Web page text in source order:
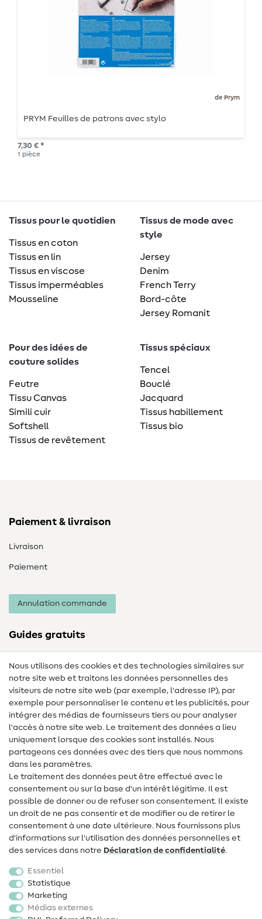
de Prym
PRYM Feuilles de patrons avec stylo
7,30 € *
1 pièce
Tissus pour le quotidien
Tissus en coton
Tissus en lin
Tissus en viscose
Tissus imperméables
Mousseline
Tissus de mode avec
style
Jersey
Denim
French Terry
Bord-côte
Jersey Romanit
Pour des idées de
couture solides
Feutre
Tissu Canvas
Simili cuir
Softshell
Tissus de revêtement
Tissus spéciaux
Tencel
Bouclé
Jacquard
Tissus habillement
Tissus bio
Paiement & livraison
Livraison
Paiement
Annulation commande
Guides gratuits
Lexique de couture
Tutos de couture
Aide & contact
Contact
Changement de propriétaire
FAQ
Droit de rétractation
Populaire
Accessoires de couture
Promotions
Nous utilisons des cookies et des technologies similaires sur
notre site web et traitons les données personnelles des
visiteurs de notre site web (par exemple, l'adresse IP), par
exemple pour personnaliser le contenu et les publicités, pour
intégrer des médias de fournisseurs tiers ou pour analyser
l'accès à notre site web. Le traitement des données a lieu
uniquement lorsque des cookies sont installés. Nous
partageons ces données avec des tiers que nous nommons
dans les paramètres.
Le traitement des données peut être effectué avec le
consentement ou sur la base d'un intérêt légitime. Il est
possible de donner ou de refuser son consentement. Il existe
un droit de ne pas consentir et de modifier ou de retirer le
consentement à une date ultérieure. Nous fournissons plus
d'informations sur l'utilisation des données personnelles et
des services dans notre Déclaration de confidentialité.
Essentiel
Statistique
Marketing
Médias externes